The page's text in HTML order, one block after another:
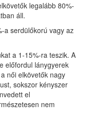
legalább 80%-
áll.
a serdülőkorú vagy az
a 1-15%-ra teszik. A
előfordul lánygyerek
női elkövetők nagy
sokszor kényszer
el
nem